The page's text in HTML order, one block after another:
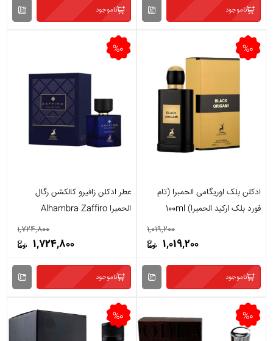
ناموجود ناموجود
ادکلن بلک اوریگامی الحمبرا (تام
فورد بلک ارکید الحمبرا) 100ml
1,019,200
%0
1,019,200
ناموجود
عطر ادکلن زافیرو کالکشن رگال
الحمبرا Alhambra Zaffiro
1,724,800
%0
1,724,800
ناموجود
%0
%0